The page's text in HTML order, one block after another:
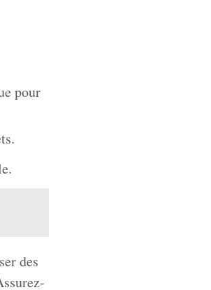
pour
des